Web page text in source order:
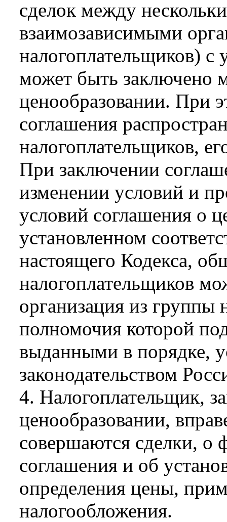
сделок между
взаимозависимыми
налогоплательщиков) с
может быть заключено
ценообразовании. При
соглашения
налогоплательщиков,
При заключении
изменении условий и
условий соглашения о
установленном
настоящего Кодекса,
налогоплательщиков
организация из группы
полномочия которой
выданными в порядке,
законодательством
4. Налогоплательщик,
ценообразовании,
совершаются сделки, о
соглашения и об
определения цены,
налогообложения.